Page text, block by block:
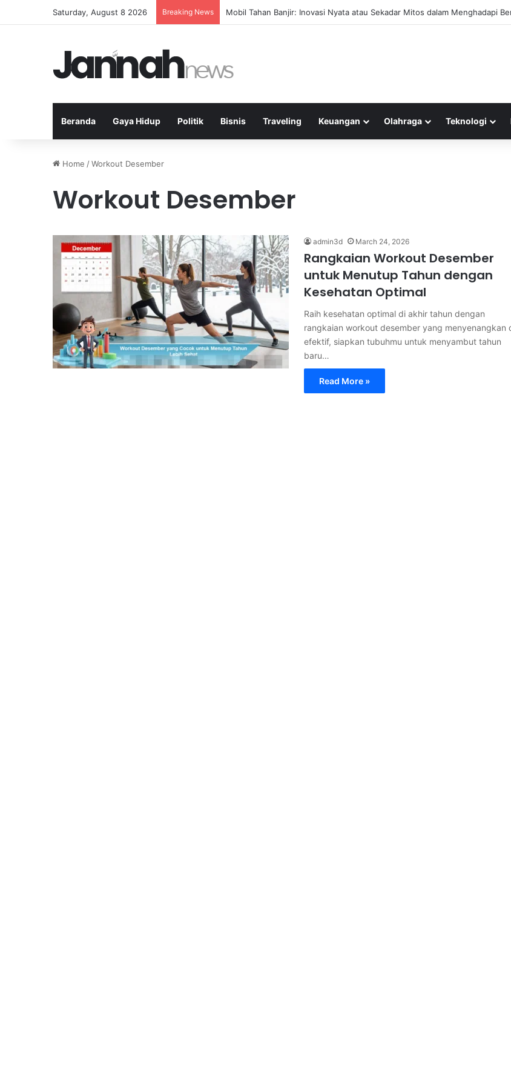
Saturday, August 8 2026 Breaking News Mobil Tahan Banjir: Inovasi Nyata atau Sekadar Mitos dalam Menghadapi
Beranda Gaya Hidup Politik Bisnis Traveling Keuangan Olahraga Teknologi
Home /Workout Desember
Workout Desember
admin3d March 24, 2026
Rangkaian Workout Desember
untuk Menutup Tahun dengan
Kesehatan Optimal
Raih kesehatan optimal di akhir tahun dengan
rangkaian workout desember yang menyenangkan
efektif, siapkan tubuhmu untuk menyambut tahun
baru…
Read More »